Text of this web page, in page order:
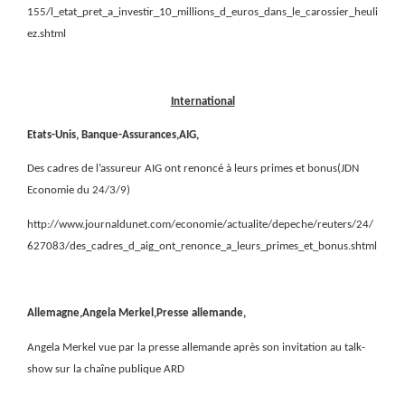
155/l_etat_pret_a_investir_10_millions_d_euros_dans_le_carossier_heuli
ez.shtml
International
Etats-Unis, Banque-Assurances,AIG,
Des cadres de l’assureur AIG ont renoncé à leurs primes et bonus(JDN
Economie du 24/3/9)
http://www.journaldunet.com/economie/actualite/depeche/reuters/24/
627083/des_cadres_d_aig_ont_renonce_a_leurs_primes_et_bonus.shtml
Allemagne,Angela Merkel,Presse allemande,
Angela Merkel vue par la presse allemande après son invitation au talk-
show sur la chaîne publique ARD